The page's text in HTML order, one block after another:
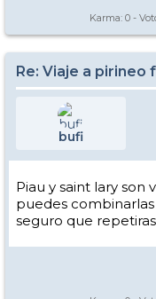
Karma: 0 -
Re: Viaje a pirineo
bufi
Piau y saint lary son
puedes
seguro que repetiras